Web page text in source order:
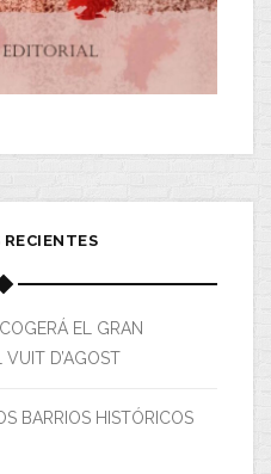
EL GRAN
D’AGOST
BARRIOS HISTÓRICOS